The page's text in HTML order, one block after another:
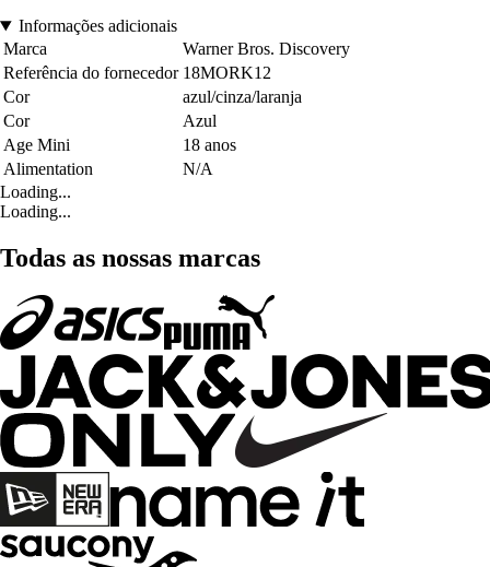
Informações adicionais
Marca
Warner Bros. Discovery
Referência do fornecedor 18MORK12
Cor
azul/cinza/laranja
Cor
Azul
Age Mini
18 anos
Alimentation
N/A
Loading...
Loading...
Todas as nossas marcas